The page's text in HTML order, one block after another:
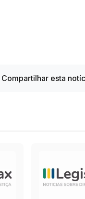
Compartilhar esta